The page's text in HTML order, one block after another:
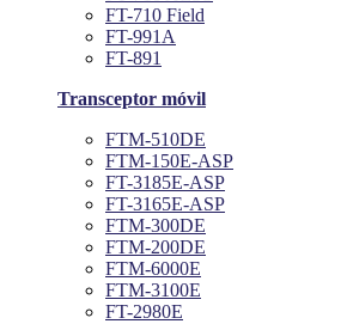
FT-710 Field
FT-991A
FT-891
Transceptor móvil
FTM-510DE
FTM-150E-ASP
FT-3185E-ASP
FT-3165E-ASP
FTM-300DE
FTM-200DE
FTM-6000E
FTM-3100E
FT-2980E